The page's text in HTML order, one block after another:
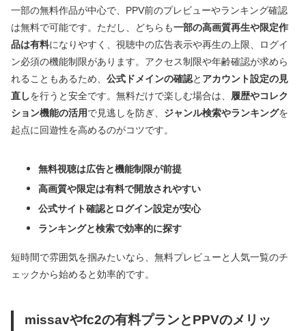
一部の無料作品が中心で、PPV前のプレビューやランキング確認
は無料で可能です。ただし、どちらも一部の高画質再生や限定作
品は有料になりやすく、視聴中の広告表示や再生の上限、ログイ
ン必須の機能制限があります。アクセス制限や年齢確認が求めら
れることもあるため、 公式ドメインの確認と アカウント設定の見
直しを行うと安全です。無料だけで楽しむ場合は、 履歴やコレク
ション機能の活用で見逃しを防ぎ、 ジャンル検索やランキングを
起点に回遊性を高めるのがコツです。
無料視聴は広告と機能制限が前提
高画質や限定は有料で開放されやすい
公式サイト確認とログイン設定が安心
ランキングと検索で効率的に探す
短時間で雰囲気を掴みたいなら、無料プレビューと人気一覧のチ
ェックから始めると効率的です。
missavやfc2の有料プランとPPVのメリッ